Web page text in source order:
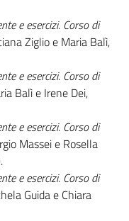
e esercizi. Corso di
Ziglio e Maria Balì,
e esercizi. Corso di
Balì e Irene Dei,
e esercizi. Corso di
Massei e Rosella
e esercizi. Corso di
Guida e Chiara